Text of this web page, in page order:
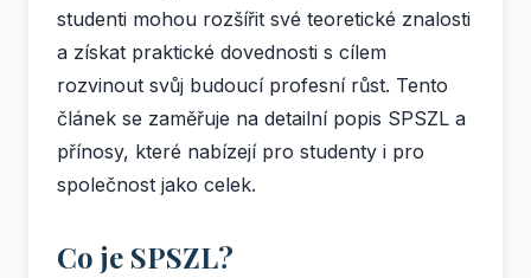
studenti mohou rozšířit své teoretické znalosti
a získat praktické dovednosti s cílem
rozvinout svůj budoucí profesní růst. Tento
článek se zaměřuje na detailní popis SPSZL a
přínosy, které nabízejí pro studenty i pro
společnost jako celek.
Co je SPSZL?